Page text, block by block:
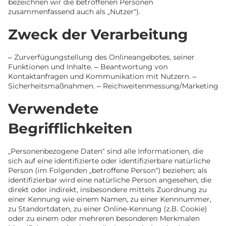
bezeichnen wir die betroffenen Personen
zusammenfassend auch als „Nutzer“).
Zweck der Verarbeitung
– Zurverfügungstellung des Onlineangebotes, seiner
Funktionen und Inhalte. – Beantwortung von
Kontaktanfragen und Kommunikation mit Nutzern. –
Sicherheitsmaßnahmen. – Reichweitenmessung/Marketing
Verwendete
Begrifflichkeiten
„Personenbezogene Daten“ sind alle Informationen, die
sich auf eine identifizierte oder identifizierbare natürliche
Person (im Folgenden „betroffene Person“) beziehen; als
identifizierbar wird eine natürliche Person angesehen, die
direkt oder indirekt, insbesondere mittels Zuordnung zu
einer Kennung wie einem Namen, zu einer Kennnummer,
zu Standortdaten, zu einer Online-Kennung (z.B. Cookie)
oder zu einem oder mehreren besonderen Merkmalen